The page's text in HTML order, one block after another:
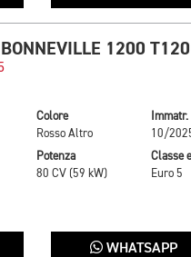
1200 T120
Colore
Rosso Altro
Immatr.
10/
Potenza
80 CV (59 kW)
Classe
Euro 5
WHATSAPP